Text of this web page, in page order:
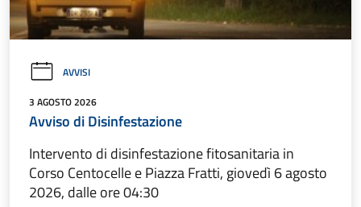
AVVISI
3 AGOSTO 2026
Avviso di Disinfestazione
Intervento di disinfestazione fitosanitaria in
Corso Centocelle e Piazza Fratti, giovedì 6 agosto
2026, dalle ore 04:30